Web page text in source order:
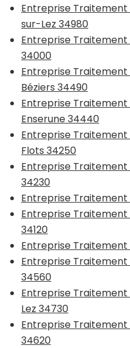
Entreprise
sur-Lez 34980
Entreprise Traitement
34000
Entreprise Traitement
Béziers 34490
Entreprise Traitement
Enserune 34440
Entreprise Traitement
Flots 34250
Entreprise Traitement
34230
Entreprise Traitement
Entreprise Traitement
34120
Entreprise Traitement
Entreprise Traitement
34560
Entreprise Traitement
Lez 34730
Entreprise Traitement
34620